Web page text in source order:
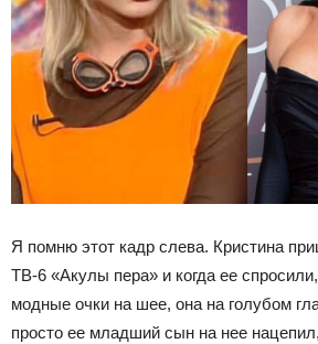
Я помню этот кадр слева. Кристина
ТВ-6 «Акулы пера» и когда ее
модные очки на шее, она на голубом
просто ее младший сын на нее